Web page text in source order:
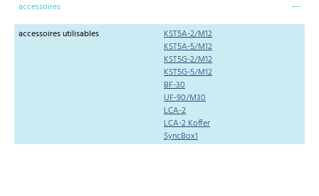
accessoires
accessoires utilisables
KST5A-2/M12
KST5A-5/M12
KST5G-2/M12
KST5G-5/M12
BF-30
UF-90/M30
LCA-2
LCA-2 Koffer
SyncBox1